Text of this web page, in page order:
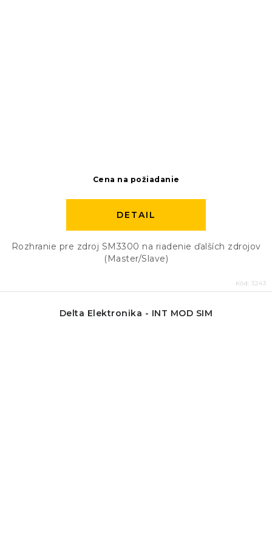
Cena na požiadanie
DETAIL
Rozhranie pre zdroj SM3300 na riadenie ďalších zdrojov
(Master/Slave)
Kód: 3243
Delta Elektronika - INT MOD SIM